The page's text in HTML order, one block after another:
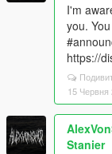
I'm
you.
https://
15 Червня
Stanier